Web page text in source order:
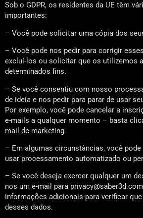
Sob o GDPR, os residentes da UE têm
importantes:
– Você pode solicitar uma cópia dos
– Você pode nos pedir para corrigir
excluí-los ou solicitar que os utilizemos
determinados fins.
– Se você consentiu com nosso
de ideia e nos pedir para parar de usar
Por exemplo, você pode cancelar a
e-mails a qualquer momento – basta
mail de marketing.
– Em algumas circunstâncias, você pode
usar processamento automatizado ou
– Se você deseja exercer qualquer um
nos um e-mail para
informações adicionais para verificar
desses dados.